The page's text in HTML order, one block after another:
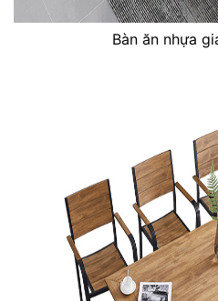
Bàn ăn nhựa